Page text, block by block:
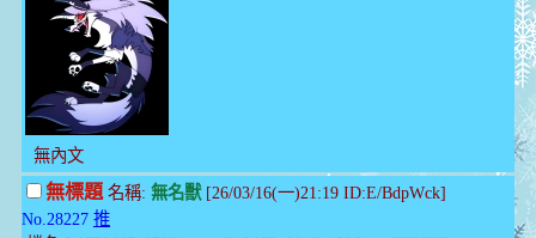
無內文
無標題名稱: 無名獸[26/03/16(一)21:19 ID:E/BdpWck]
No.28227 推